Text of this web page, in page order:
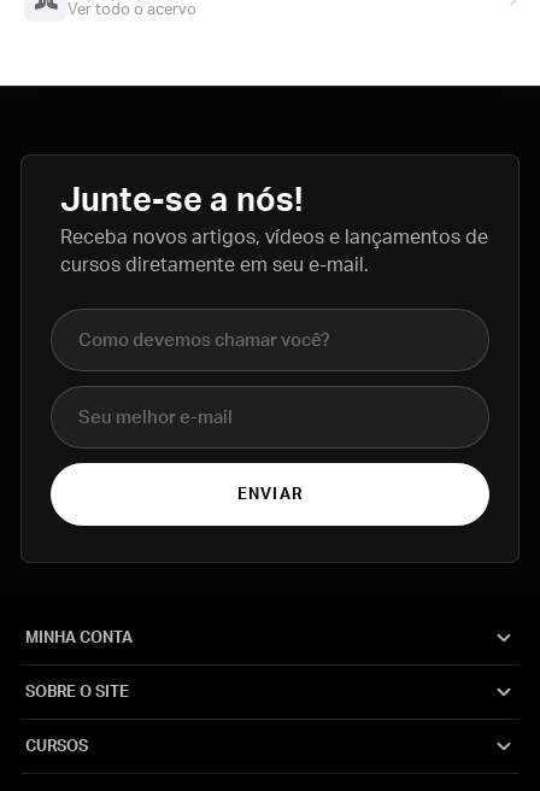
Ver todo o acervo
Junte-se a nós!
Receba novos artigos, vídeos e lançamentos de
cursos diretamente em seu e-mail.
Nome completo
E-mail
ENVIAR
MINHA CONTA
SOBRE O SITE
CURSOS